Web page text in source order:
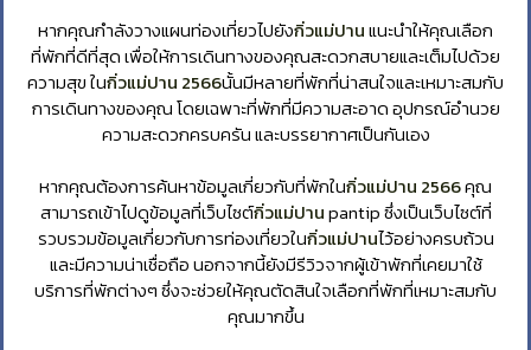
หากคุณกำลังวางแผนท่องเที่ยวไปยังกิ่วแม่ปานแนะนำให้คุณเลือก
ที่พักที่ดีที่สุด เพื่อให้การเดินทางของคุณสะดวกสบายและเต็มไปด้วย
ความสุข ในกิ่วแม่ปาน 2566นั้นมีหลายที่พักที่น่าสนใจและเหมาะสมกับ
การเดินทางของคุณ โดยเฉพาะที่พักที่มีความสะอาด อุปกรณ์อำนวย
ความสะดวกครบครัน และบรรยากาศเป็นกันเอง
หากคุณต้องการค้นหาข้อมูลเกี่ยวกับที่พักในกิ่วแม่ปาน 2566คุณ
สามารถเข้าไปดูข้อมูลที่เว็บไซต์กิ่วแม่ปานpantip ซึ่งเป็นเว็บไซต์ที่
รวบรวมข้อมูลเกี่ยวกับการท่องเที่ยวในกิ่วแม่ปานไว้อย่างครบถ้วน
และมีความน่าเชื่อถือ นอกจากนี้ยังมีรีวิวจากผู้เข้าพักที่เคยมาใช้
บริการที่พักต่างๆ ซึ่งจะช่วยให้คุณตัดสินใจเลือกที่พักที่เหมาะสมกับ
คุณมากขึ้น